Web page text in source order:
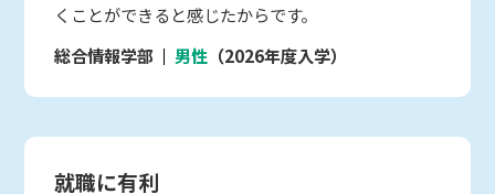
くことができると感じたからです。
総合情報学部
男性 （2026年度入学）
就職に有利